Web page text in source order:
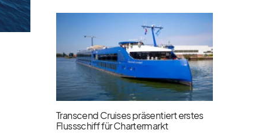
Transcend Cruises präsentiert erstes
Flussschiff für Chartermarkt